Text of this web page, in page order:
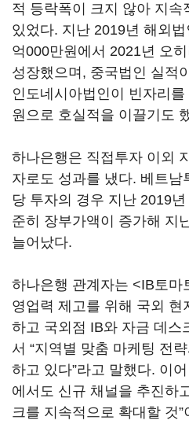
적 등락폭이 크지 않아 지속
있었다. 지난 2019년 해외
억000만원에서 2021년 오
성장했으며, 중국법인 실적
인도네시아법인이 빈자리
원으로 호실적을 이끌기도
하나은행은 직접투자 이외
자로도 성과를 냈다. 베트남
당 투자의 경우 지난 2019
준히 장부가액이 증가해 지
늘어났다.
하나은행 관계자는 <IB토마
영업력 제고를 위해 국외 현
하고 국외점 IB와 자금 데스
서 “지역별 맞춤 마케팅 전
하고 있다”라고 말했다. 이
에서도 신규 채널을 추진하
크를 지속적으로 확대할 것